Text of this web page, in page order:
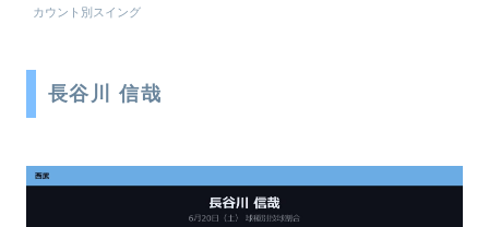
カウント別スイング
長谷川 信哉